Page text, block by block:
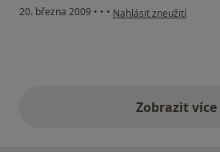
20. března 2009 • • • podle názoru uživatele
Nahlásit zneužití
Zobrazit více
výše